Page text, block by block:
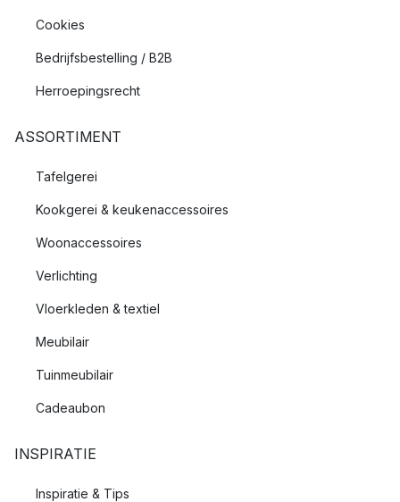
Cookies
Bedrijfsbestelling / B2B
Herroepingsrecht
ASSORTIMENT
Tafelgerei
Kookgerei & keukenaccessoires
Woonaccessoires
Verlichting
Vloerkleden & textiel
Meubilair
Tuinmeubilair
Cadeaubon
INSPIRATIE
Inspiratie & Tips